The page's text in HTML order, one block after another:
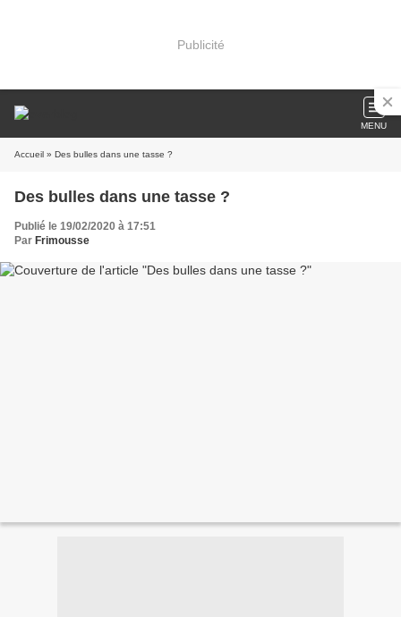
Publicité
MENU
Accueil » Des bulles dans une tasse ?
Des bulles dans une tasse ?
Publié le 19/02/2020 à 17:51
Par Frimousse